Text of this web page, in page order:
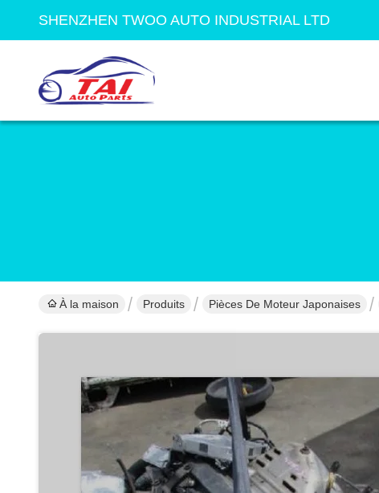
SHENZHEN TWOO AUTO INDUSTRIAL LTD
À la maison Produits Pièces De Moteur Japonaises